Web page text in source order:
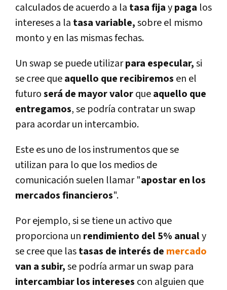
calculados de acuerdo a la tasa fijaypaga los
intereses a la tasa variable,sobre el mismo
monto y en las mismas fechas.
Un swap se puede utilizarpara especular,si
se cree queaquello que recibiremos en el
futuroserá de mayor valorqueaquello que
entregamos, se podrí­a contratar un swap
para acordar un intercambio.
Este es uno de los instrumentos que se
utilizan para lo que los medios de
comunicación suelen llamar "apostar en los
mercados financieros".
Por ejemplo, si se tiene un activo que
proporciona un rendimiento del 5% anualy
se cree que lastasas de interés de mercado
van a subir,se podrí­a armar un swap para
intercambiar los intereses con alguien que